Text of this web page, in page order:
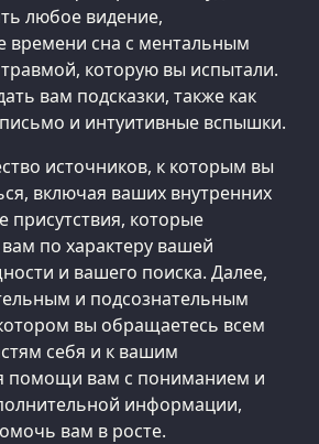
любое видение,
времени сна с ментальным
которую вы испытали.
вам подсказки, также как
и интуитивные вспышки.
источников, к которым вы
включая ваших внутренних
присутствия, которые
по характеру вашей
и вашего поиска. Далее,
и подсознательным
вы обращаетесь всем
себя и к вашим
помощи вам с пониманием и
информации,
вам в росте.